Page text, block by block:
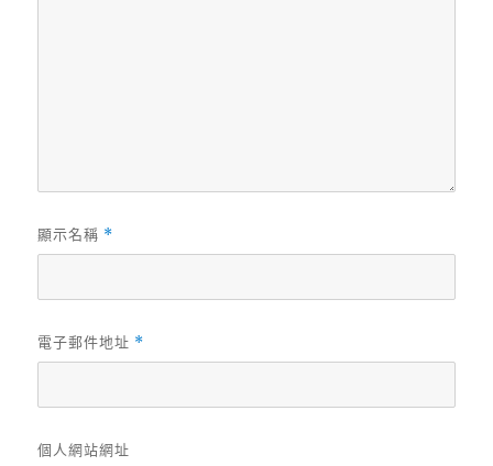
顯示名稱 *
電子郵件地址 *
個人網站網址